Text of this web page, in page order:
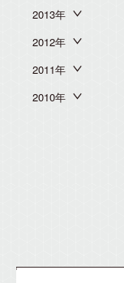
2013年
2012年
2011年
2010年